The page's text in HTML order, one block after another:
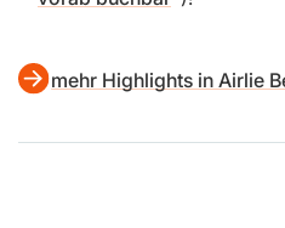
mehr Highlights in Airlie